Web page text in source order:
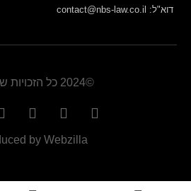
דוא"ל: contact@nbs-law.co.il
©2024 כל הזכויות שמורות
by Webzilla